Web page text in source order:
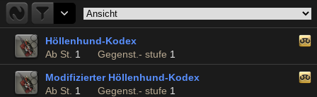
Höllenhund-Kodex
Ab St. 1 Gegenst.- stufe 1
Modifizierter Höllenhund-Kodex
Ab St. 1 Gegenst.- stufe 1